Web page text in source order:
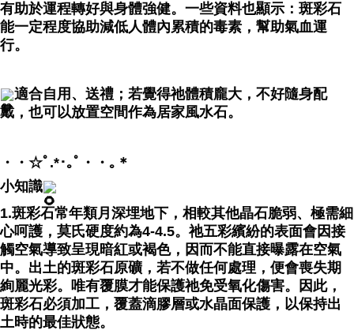
有助於運程轉好與身體強健。一些資料也顯示：斑彩石
能一定程度協助減低人體內累積的毒素，幫助氣血運
行。
適合自用、送禮；若覺得祂體積龐大，不好隨身配
戴，也可以放置空間作為居家風水石。
・・☆ﾟ⁠.⁠*⁠･⁠｡ﾟ・・｡＊
小知識
1.斑彩石常年類月深埋地下，相較其他晶石脆弱、 極需細
心呵護 ，莫氏硬度約為4-4.5。祂五彩繽紛的表面會因接
觸空氣導致呈現暗紅或褐色，因而不能直接曝露在空氣
中。出土的斑彩石原礦，若不做任何處理，便會喪失期
絢麗光彩。唯有覆膜才能保護祂免受氧化傷害。因此，
斑彩石必須加工，覆蓋滴膠層或水晶面保護，以保持出
土時的最佳狀態。